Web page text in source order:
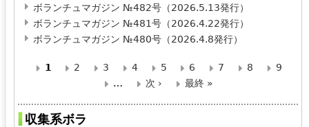
ボランチュマガジン №482号（2026.5.13発行）
ボランチュマガジン №481号（2026.4.22発行）
ボランチュマガジン №480号（2026.4.8発行）
ー
1 2 3 4 5 6 7 8
9
…
次 › 最終 »
収集系ボラ